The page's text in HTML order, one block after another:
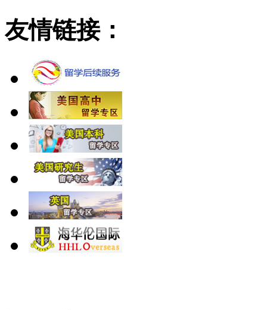
友情链接：